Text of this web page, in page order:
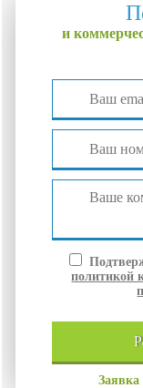
и
политикой
Заявка